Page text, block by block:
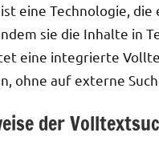
eine Technologie,
sie die Inhalte in
eine integrierte
ohne auf externe
der